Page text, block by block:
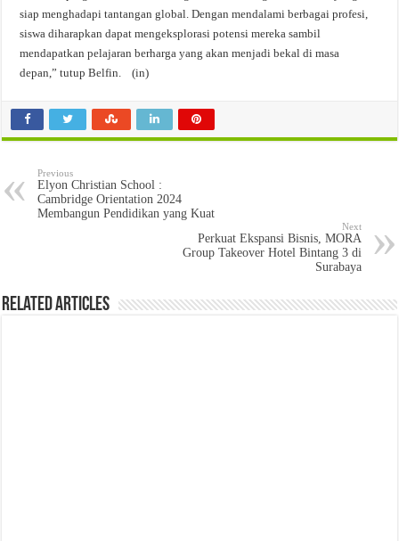
siap menghadapi tantangan global. Dengan mendalami berbagai profesi,
siswa diharapkan dapat mengeksplorasi potensi mereka sambil
mendapatkan pelajaran berharga yang akan menjadi bekal di masa
depan,” tutup Belfin. (in)
Previous
Elyon Christian School :
Cambridge Orientation 2024
Membangun Pendidikan yang Kuat
Next
Perkuat Ekspansi Bisnis, MORA
Group Takeover Hotel Bintang 3 di
Surabaya
Related Articles